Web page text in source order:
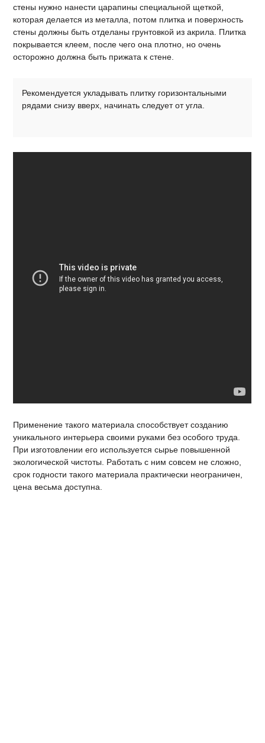
стены нужно нанести царапины специальной щеткой,
которая делается из металла, потом плитка и поверхность
стены должны быть отделаны грунтовкой из акрила. Плитка
покрывается клеем, после чего она плотно, но очень
осторожно должна быть прижата к стене.
Рекомендуется укладывать плитку горизонтальными
рядами снизу вверх, начинать следует от угла.
Применение такого материала способствует созданию
уникального интерьера своими руками без особого труда.
При изготовлении его используется сырье повышенной
экологической чистоты. Работать с ним совсем не сложно,
срок годности такого материала практически неограничен,
цена весьма доступна.